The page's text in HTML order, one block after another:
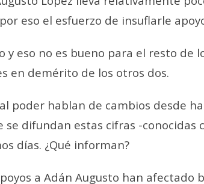
eso el esfuerzo de insuflarle
y eso no es bueno para el resto de
en demérito de los otros dos.
poder hablan de cambios desde
se difundan estas cifras -conocidas
días. ¿Qué informan?
a Adán Augusto han afectado